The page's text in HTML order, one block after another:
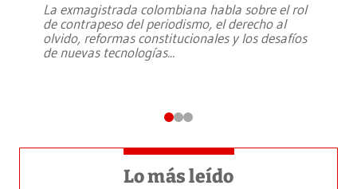
La exmagistrada colombiana habla sobre el rol
de contrapeso del periodismo, el derecho al
olvido, reformas constitucionales y los desafíos
de nuevas tecnologías...
Lo más leído